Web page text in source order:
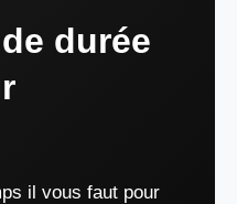
durée
il vous faut pour